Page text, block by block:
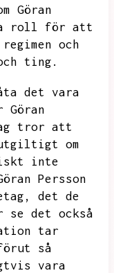
Göran
roll för att
och
ting.
det vara
tror att
om
inte
Persson
det de
se det också
tar
så
vara